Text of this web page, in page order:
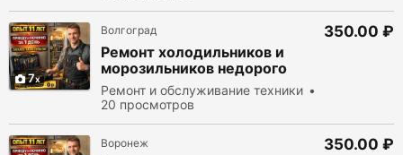
7
Волгоград
Ремонт холодильников и
морозильников недорого
Ремонт и обслуживание техники
20 просмотров
350.00 ₽
Воронеж 350.00 ₽